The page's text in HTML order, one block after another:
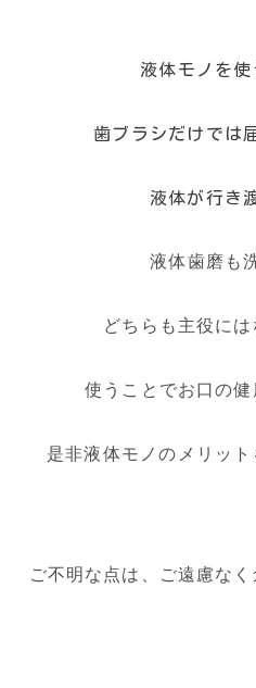
液体モノを使
歯ブラシだけでは
液体が行き
液体歯磨も
どちらも主役には
使うことでお口の健
是非液体モノのメリット
ご不明な点は、ご遠慮な